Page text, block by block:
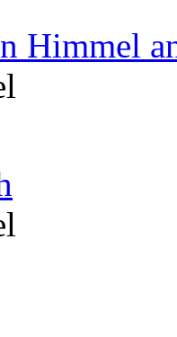
Himmel